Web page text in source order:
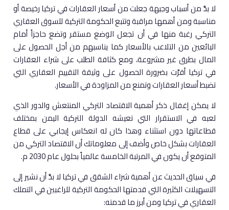
لا بدَّ من أسباب وجيهة جعلت من أسعار العقارات في تركيا رخيصة أو
مناسبة ومن أهمها مراقبة وتتبع الحكومة التركية للسوق العقاري
التركي رغبة منها في أن تجعل الوضع مستقر وتضع حاجزاً أمام
البائعين من التلاعب بالأسعار كما يناسبهم من أجل الحصول على
المال بطرق غير مشروعة، ومع كثافة الطلب على شراء العقارات
في تركيا أقرَّت بضرورة الحصول على وثيقة التقييم العقاري التي
تضبط أسعار العقارات وتمنع من المزاودة في الأسعار.
لا يمكن إغفال ذكر أهمية الاقتصاد التركي المنتعش والدور الذي
لعبه في الاستقرار التي تعيشه الدولة التركية اليمن بمختلف
قطاعاتها دون استثناء وهذا كان له انعكاس إيجابي على قطاع
العقارات بشكل خاص وأضف إلى معلوماتك أن الاقتصاد التركي من
المتوقع أن يكون في المرتبة الخامسة عالمياً بحلول عام 2030 م.
في سياق الحديث عن أهمية شراء الشقق في تركيا لا بدَّ أن نشير إلى
التسهيلات الكثيرة التي قدمتها الحكومة التركية للراغبين في التملك
العقاري في تركيا ومن أبرز ما قدمته: